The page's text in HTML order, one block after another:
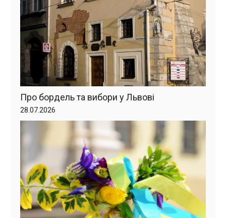
Про бордель та вибори у Львові
28.07.2026